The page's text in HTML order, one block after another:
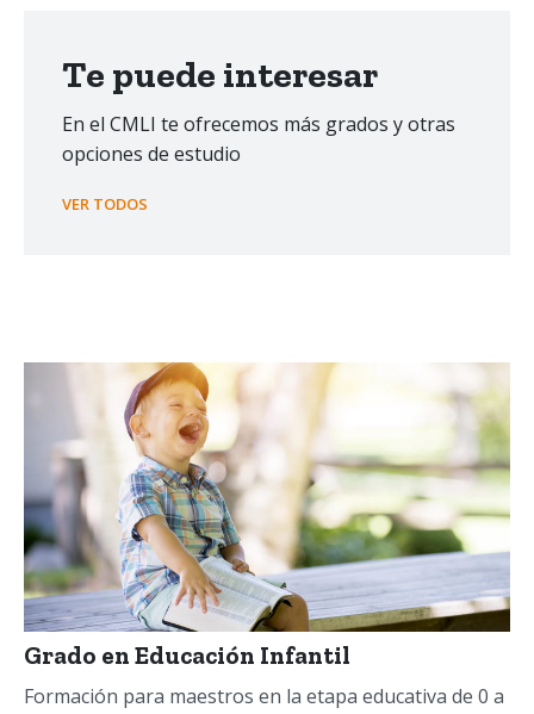
Te puede interesar
En el CMLI te ofrecemos más grados y otras
opciones de estudio
VER TODOS
Grado en Educación Infantil
Formación para maestros en la etapa educativa de 0 a